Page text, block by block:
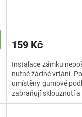
159 Kč
Instalace zámku
nutné žádné vrtání.
umístěny gumové
zabraňují sklouznutí a